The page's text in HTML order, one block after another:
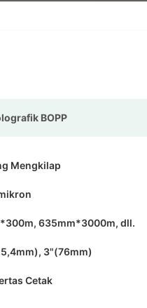
BOPP
Mengkilap
635mm*3000m, dll.
3"(76mm)
Cetak